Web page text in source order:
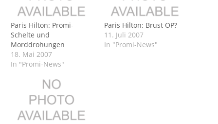
Paris Hilton: Promi-
Schelte und
Morddrohungen
18. Mai 2007
In "Promi-News"
Paris Hilton: Brust OP?
11. Juli 2007
In "Promi-News"